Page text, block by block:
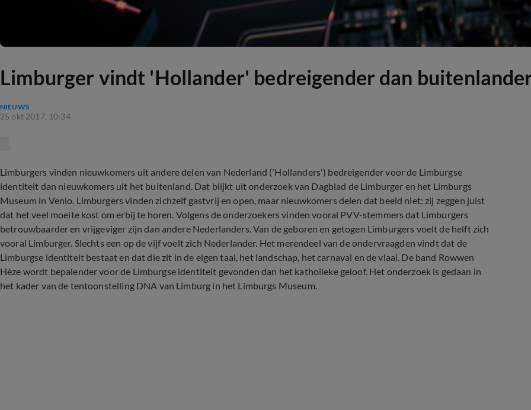
Limburger vindt 'Hollander' bedreigender dan
NIEUWS
25 okt 2017, 10:34
Limburgers vinden nieuwkomers uit andere delen van Nederland ('Hollanders') bedreigender voor de Limburgse
identiteit dan nieuwkomers uit het buitenland. Dat blijkt uit onderzoek van Dagblad de Limburger en het Limburgs
Museum in Venlo. Limburgers vinden zichzelf gastvrij en open, maar nieuwkomers delen dat beeld niet: zij zeggen juist
dat het veel moeite kost om erbij te horen. Volgens de onderzoekers vinden vooral PVV-stemmers dat Limburgers
betrouwbaarder en vrijgeviger zijn dan andere Nederlanders. Van de geboren en getogen Limburgers voelt de helft zich
vooral Limburger. Slechts een op de vijf voelt zich Nederlander. Het merendeel van de ondervraagden vindt dat de
Limburgse identiteit bestaat en dat die zit in de eigen taal, het landschap, het carnaval en de vlaai. De band Rowwen
Hèze wordt bepalender voor de Limburgse identiteit gevonden dan het katholieke geloof. Het onderzoek is gedaan in
het kader van de tentoonstelling DNA van Limburg in het Limburgs Museum.